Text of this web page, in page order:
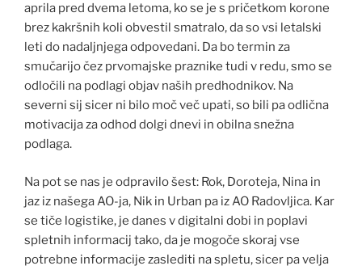
aprila pred dvema letoma, ko se je s pričetkom korone
brez kakršnih koli obvestil smatralo, da so vsi letalski
leti do nadaljnjega odpovedani. Da bo termin za
smučarijo čez prvomajske praznike tudi v redu, smo se
odločili na podlagi objav naših predhodnikov. Na
severni sij sicer ni bilo moč več upati, so bili pa odlična
motivacija za odhod dolgi dnevi in obilna snežna
podlaga.
h
t
t
p
s
Na pot se nas je odpravilo šest: Rok, Doroteja, Nina in
jaz iz našega AO-ja, Nik in Urban pa iz AO Radovljica. Kar
se tiče logistike, je danes v digitalni dobi in poplavi
spletnih informacij tako, da je mogoče skoraj vse
potrebne informacije zaslediti na spletu, sicer pa velja